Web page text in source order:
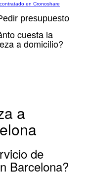
en Cronoshare
presupuesto
cuesta la
a domicilio?
a
de
Barcelona?